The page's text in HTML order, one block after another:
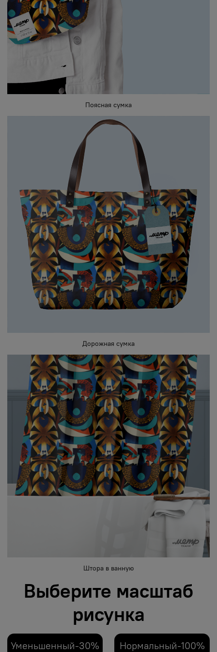
Поясная сумка
Дорожная сумка
Штора в ванную
Выберите масштаб
рисунка
Уменьшенный-30% Нормальный-100%